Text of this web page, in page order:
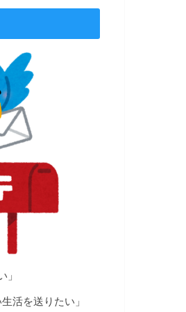
」
活を送りたい」